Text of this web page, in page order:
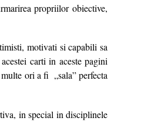
propriilor obiective,
motivati si capabili sa
carti in aceste pagini
ori a fi „sala” perfecta
in special in disciplinele